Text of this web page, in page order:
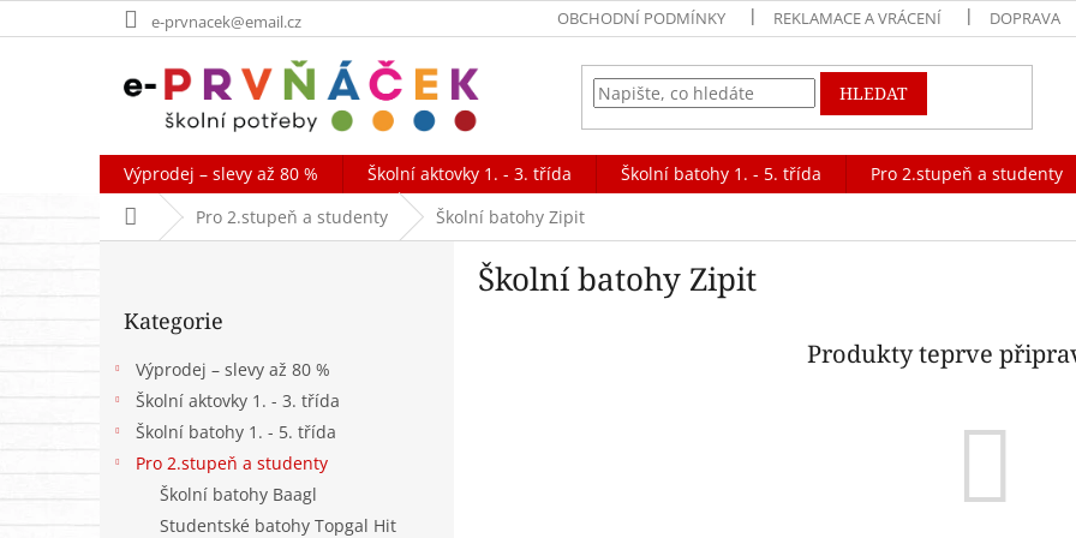
na
e-prvnacek@email.cz OBCHODNÍ PODMÍNKY REKLAMACE A VRÁCENÍ DOPRAVA
HLEDAT
Výprodej – slevy až 80 % Školní aktovky 1. - 3. třída Školní batohy 1. - 5. třída Pro 2.stupeň a studenty
Domů Pro 2.stupeň a studenty Školní batohy Zipit
P
kategorie
Kategorie
Výprodej – slevy až 80 %
Školní aktovky 1. - 3. třída
Školní batohy 1. - 5. třída
Pro 2.stupeň a studenty
Školní batohy Baagl
Studentské batohy Topgal Hit
Školní batohy Zipit
Produkty teprve